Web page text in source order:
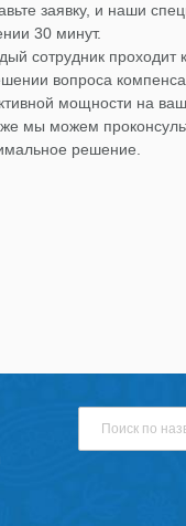
заявку, и наши
30 минут.
сотрудник
вопроса
мощности на
мы можем
решение.